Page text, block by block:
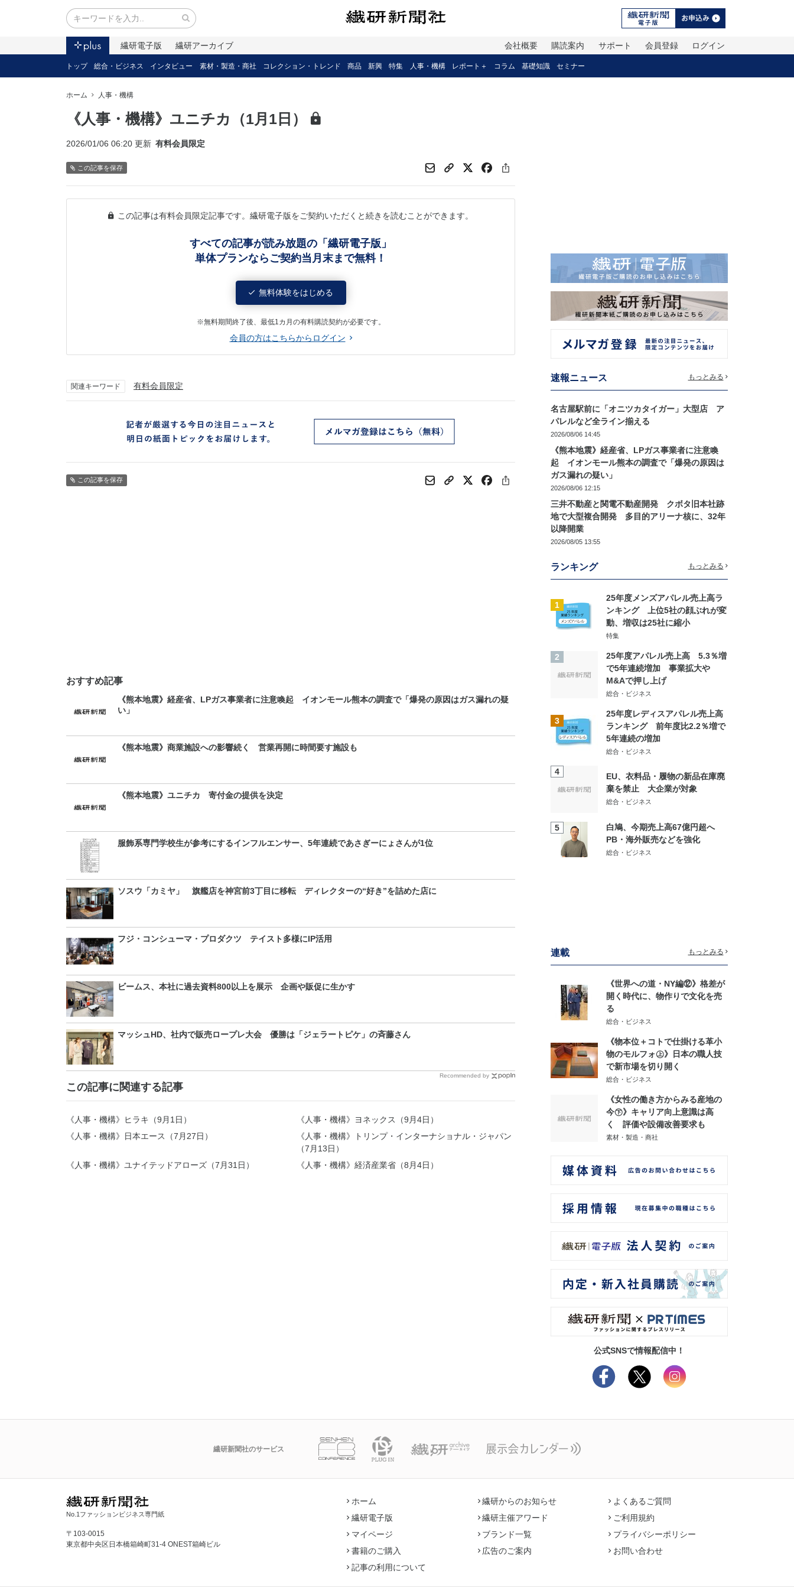
繊研電子版 繊研アーカイブ ログイン
会員登録
サポート
購読案内
会社概要
トップ 総合・ビジネス インタビュー 素材・製造・商社 コレクション・トレンド 商品 新興 特集 人事・機構 レポート＋ コラム 基礎知識 セミナー
ホーム 人事・機構
《人事・機構》ユニチカ（1月1日）
2026/01/06 06:20 更新 有料会員限定
この記事を保存
この記事は有料会員限定記事です。繊研電子版をご契約いただくと続きを読むことができます。
すべての記事が読み放題の「繊研電子版」
単体プランならご契約当月末まで無料！
無料体験をはじめる
※無料期間終了後、最低1カ月の有料購読契約が必要です。
会員の方はこちらからログイン
関連キーワード 有料会員限定
この記事を保存
おすすめ記事
《熊本地震》経産省、LPガス事業者に注意喚起 イオンモール熊本の調査で「爆発の原因はガス漏れの疑
い」
《熊本地震》商業施設への影響続く 営業再開に時間要す施設も
《熊本地震》ユニチカ 寄付金の提供を決定
服飾系専門学校生が参考にするインフルエンサー、5年連続であさぎーにょさんが1位
ソスウ「カミヤ」 旗艦店を神宮前3丁目に移転 ディレクターの“好き”を詰めた店に
フジ・コンシューマ・プロダクツ テイスト多様にIP活用
ビームス、本社に過去資料800以上を展示 企画や販促に生かす
マッシュHD、社内で販売ロープレ大会 優勝は「ジェラートピケ」の斉藤さん
Recommended by
この記事に関連する記事
《人事・機構》ヒラキ（9月1日）
《人事・機構》ヨネックス（9月4日）
《人事・機構》日本エース（7月27日）
《人事・機構》トリンプ・インターナショナル・ジャパン
（7月13日）
《人事・機構》ユナイテッドアローズ（7月31日）
《人事・機構》経済産業省（8月4日）
速報ニュース もっとみる
名古屋駅前に「オニツカタイガー」大型店 ア
パレルなど全ライン揃える
2026/08/06 14:45
《熊本地震》経産省、LPガス事業者に注意喚
起 イオンモール熊本の調査で「爆発の原因は
ガス漏れの疑い」
2026/08/06 12:15
三井不動産と関電不動産開発 クボタ旧本社跡
地で大型複合開発 多目的アリーナ核に、32年
以降開業
2026/08/05 13:55
ランキング もっとみる
1
25年度メンズアパレル売上高ラ
ンキング 上位5社の顔ぶれが変
動、増収は25社に縮小
特集
2
25年度アパレル売上高 5.3％増
で5年連続増加 事業拡大や
M&Aで押し上げ
総合・ビジネス
3
25年度レディスアパレル売上高
ランキング 前年度比2.2％増で
5年連続の増加
総合・ビジネス
4
EU、衣料品・履物の新品在庫廃
棄を禁止 大企業が対象
総合・ビジネス
5
白鳩、今期売上高67億円超へ
PB・海外販売などを強化
総合・ビジネス
連載 もっとみる
《世界への道・NY編⑫》格差が
開く時代に、物作りで文化を売
る
総合・ビジネス
《物本位＋コトで仕掛ける革小
物のモルフォ㊤》日本の職人技
で新市場を切り開く
総合・ビジネス
《女性の働き方からみる産地の
今㊦》キャリア向上意識は高
く 評価や設備改善要求も
素材・製造・商社
公式SNSで情報配信中！
繊研新聞社のサービス
No.1ファッションビジネス専門紙
〒103-0015
東京都中央区日本橋箱崎町31-4 ONEST箱崎ビル
ホーム
繊研電子版
マイページ
書籍のご購入
記事の利用について
繊研からのお知らせ
繊研主催アワード
ブランド一覧
広告のご案内
よくあるご質問
ご利用規約
プライバシーポリシー
お問い合わせ